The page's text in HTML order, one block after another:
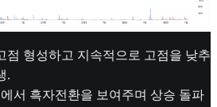
점 형성하고 지속적으로 고점을 낮추
.
서 흑자전환을 보여주며 상승 돌파